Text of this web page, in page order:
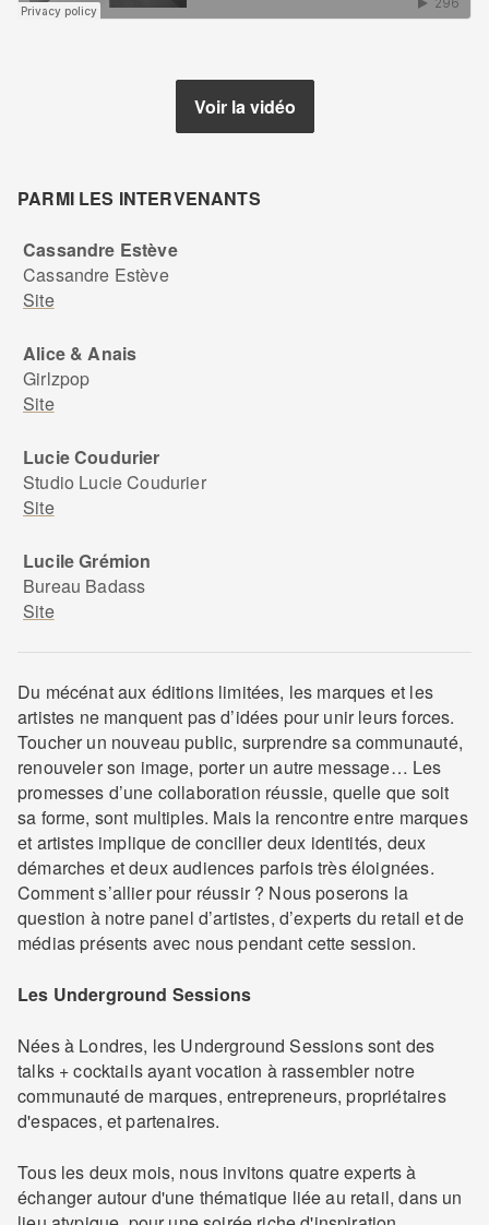
Voir la vidéo
PARMI LES INTERVENANTS
Cassandre Estève
Cassandre Estève
Site
Alice & Anais
Girlzpop
Site
Lucie Coudurier
Studio Lucie Coudurier
Site
Lucile Grémion
Bureau Badass
Site
Du mécénat aux éditions limitées, les marques et les
artistes ne manquent pas d’idées pour unir leurs forces.
Toucher un nouveau public, surprendre sa communauté,
renouveler son image, porter un autre message… Les
promesses d’une collaboration réussie, quelle que soit
sa forme, sont multiples. Mais la rencontre entre marques
et artistes implique de concilier deux identités, deux
démarches et deux audiences parfois très éloignées.
Comment s’allier pour réussir ? Nous poserons la
question à notre panel d’artistes, d’experts du retail et de
médias présents avec nous pendant cette session.
Les Underground Sessions
Nées à Londres, les Underground Sessions sont des
talks + cocktails ayant vocation à rassembler notre
communauté de marques, entrepreneurs, propriétaires
d'espaces, et partenaires.
Tous les deux mois, nous invitons quatre experts à
échanger autour d'une thématique liée au retail, dans un